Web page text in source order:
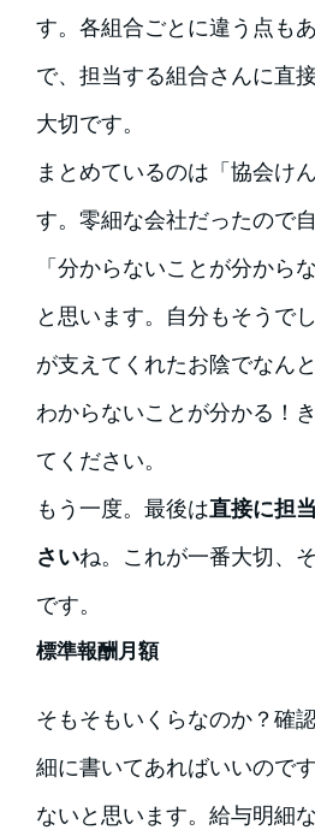
す。各組合ごとに違う点も
で、担当する組合さんに直
大切です。
まとめているのは「協会け
す。零細な会社だったので自
「分からないことが分から
と思います。自分もそうで
が支えてくれたお陰でなん
わからないことが分かる！
てください。
もう一度。最後は直接に担
さいね。これが一番大切、
です。
標準報酬月額
そもそもいくらなのか？確
細に書いてあればいいので
ないと思います。給与明細